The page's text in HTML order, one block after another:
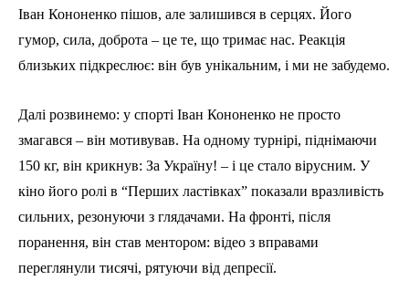
Іван Кононенко пішов, але залишився в серцях. Його
гумор, сила, доброта – це те, що тримає нас. Реакція
близьких підкреслює: він був унікальним, і ми не забудемо.
Далі розвинемо: у спорті Іван Кононенко не просто
змагався – він мотивував. На одному турнірі, піднімаючи
150 кг, він крикнув: За Україну! – і це стало вірусним. У
кіно його ролі в “Перших ластівках” показали вразливість
сильних, резонуючи з глядачами. На фронті, після
поранення, він став ментором: відео з вправами
переглянули тисячі, рятуючи від депресії.